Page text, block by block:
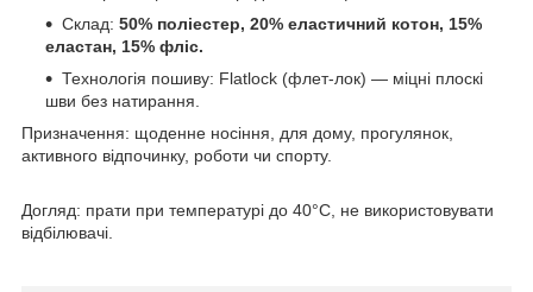
Склад: 50% поліестер, 20% еластичний котон, 15%
еластан, 15% фліс.
Технологія пошиву: Flatlock (флет-лок) — міцні плоскі
шви без натирання.
Призначення: щоденне носіння, для дому, прогулянок,
активного відпочинку, роботи чи спорту.
Догляд: прати при температурі до 40°C, не використовувати
відбілювачі.